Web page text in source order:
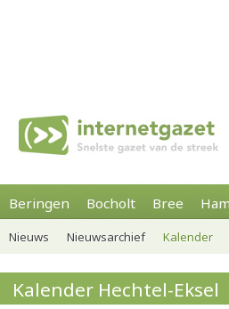
Beringen Bocholt Bree
Nieuws Nieuwsarchief Kalender
Kalender Hechtel-Eksel